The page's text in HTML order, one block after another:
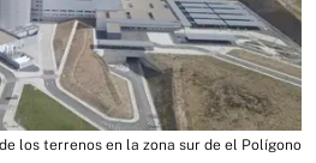
los terrenos en la zona sur de el Polígono